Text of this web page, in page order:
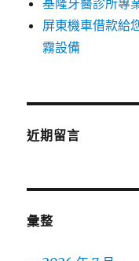
基隆牙醫診所專
屏東機車借款給
霧設備
近期留言
彙整